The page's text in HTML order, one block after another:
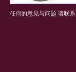
任何的意见与问题 请联系